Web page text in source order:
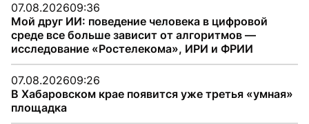
07.08.202609:36
Мой друг ИИ: поведение человека в цифровой
среде все больше зависит от алгоритмов —
исследование «Ростелекома», ИРИ и ФРИИ
07.08.202609:26
В Хабаровском крае появится уже третья «умная»
площадка